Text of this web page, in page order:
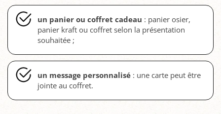
un panier ou coffret cadeau : panier osier,
panier kraft ou coffret selon la présentation
souhaitée ;
un message personnalisé : une carte peut être
jointe au coffret.